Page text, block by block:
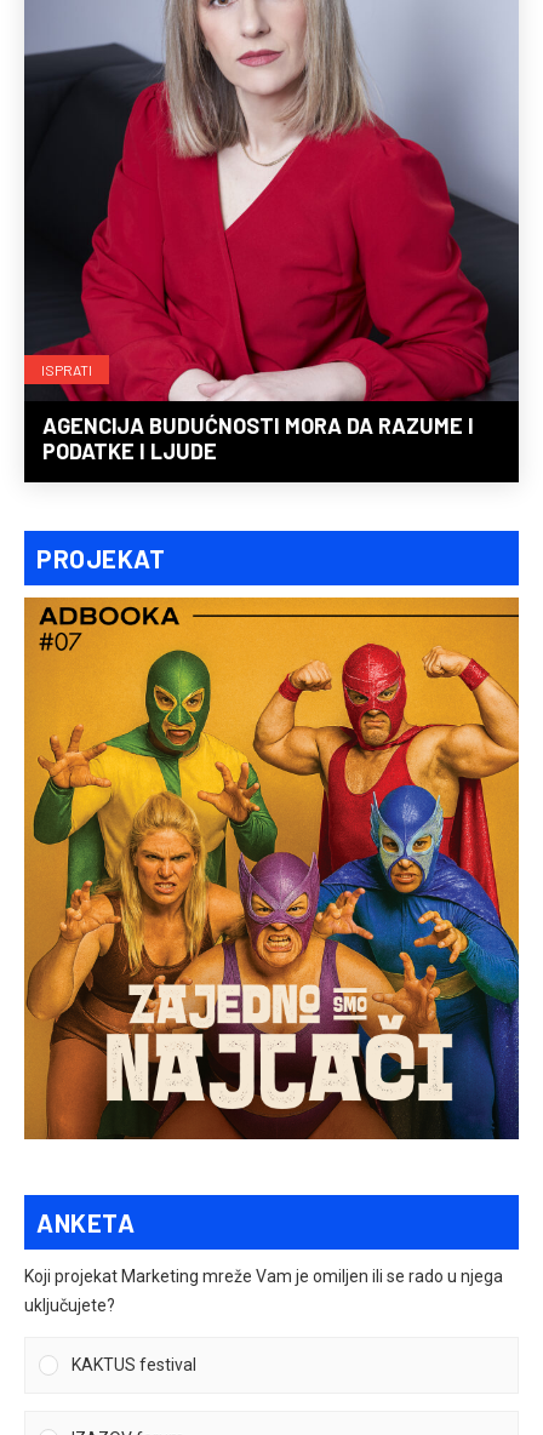
ISPRATI
AGENCIJA BUDUĆNOSTI MORA DA RAZUME I
PODATKE I LJUDE
PROJEKAT
ANKETA
Koji projekat Marketing mreže Vam je omiljen ili se rado u njega
uključujete?
KAKTUS festival